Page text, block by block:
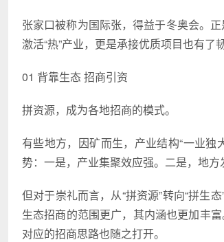
张家口被称为国际张，得益于冬奥会。
激活“热”产业，更是承接优质项目也有了
01 背靠生态 招商引资
拼资源，成为各地招商的模式。
有些地方，因矿而生，产业结构“一业独
势：一是，产业集聚效应强。二是，地方
但对于崇礼而言，从“拼资源”转向“拼生
生态招商的范围更广，其内涵也更加丰
对应的招商思路也随之打开。